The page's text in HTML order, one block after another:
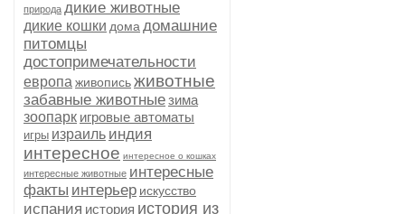
природа дикие животные
дикие кошки дома домашние
питомцы
достопримечательности
европа живописьживотные
забавные животныезима
зоопарк игровые автоматы
игры израиль индия
интересное интересное о кошках
интересные животные интересные
факты интерьер искусство
испания история история из